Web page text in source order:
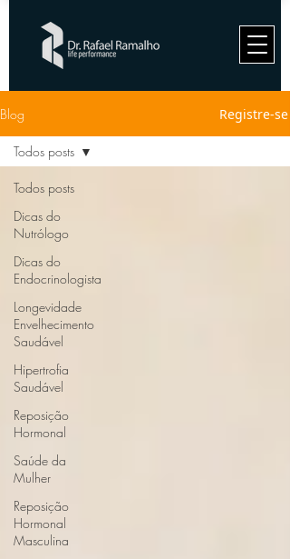
Blog Registre-se
Todos posts
Dicas do
Nutrólogo
Dicas do
Endocrinologista
Longevidade
Envelhecimento
Saudável
Hipertrofia
Saudável
Reposição
Hormonal
Saúde da
Mulher
Reposição
Hormonal
Masculina
Todos posts